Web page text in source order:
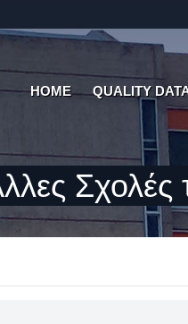
HOME QUALITY